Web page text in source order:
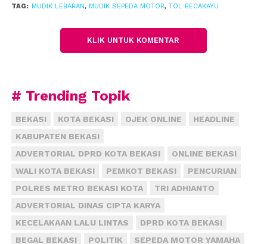
TAG: MUDIK LEBARAN, MUDIK SEPEDA MOTOR, TOL BECAKAYU
KLIK UNTUK KOMENTAR
# Trending Topik
BEKASI KOTA BEKASI OJEK ONLINE
HEADLINE
KABUPATEN BEKASI
ADVERTORIAL DPRD KOTA BEKASI
ONLINE BEKASI
WALI KOTA BEKASI
PEMKOT BEKASI
PENCURIAN
POLRES METRO BEKASI KOTA
TRI ADHIANTO
ADVERTORIAL DINAS CIPTA KARYA
KECELAKAAN LALU LINTAS
DPRD KOTA BEKASI
BEGAL BEKASI
POLITIK SEPEDA MOTOR YAMAHA